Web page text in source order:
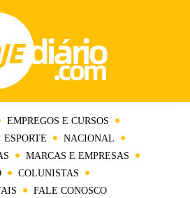
EMPREGOS E CURSOS
ESPORTE
NACIONAL
MARCAS E EMPRESAS
COLUNISTAS
FALE CONOSCO